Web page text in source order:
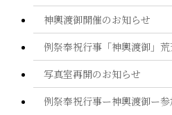
神輿渡御開催のお知らせ
例祭奉祝行事「神輿渡御」
写真室再開のお知らせ
例祭奉祝行事ー神輿渡御ー